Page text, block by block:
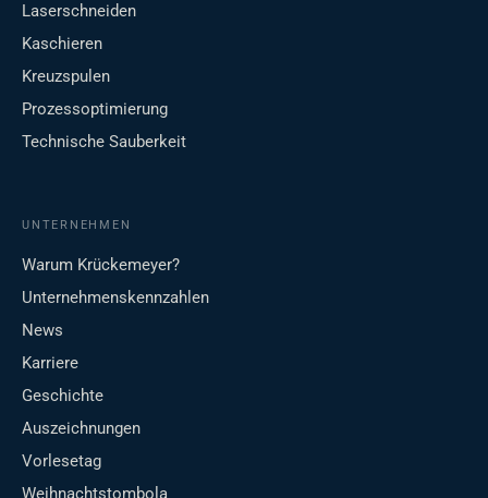
Laserschneiden
Kaschieren
Kreuzspulen
Prozessoptimierung
Technische Sauberkeit
UNTERNEHMEN
Warum Krückemeyer?
Unternehmenskennzahlen
News
Karriere
Geschichte
Auszeichnungen
Vorlesetag
Weihnachtstombola